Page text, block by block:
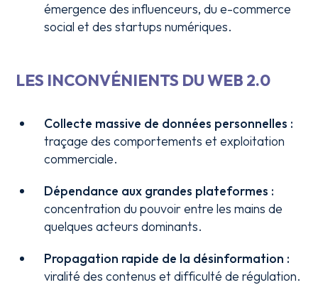
émergence des influenceurs, du e-commerce
social et des startups numériques.
LES INCONVÉNIENTS DU WEB 2.0
Collecte massive de données personnelles :
traçage des comportements et exploitation
commerciale.
Dépendance aux grandes plateformes :
concentration du pouvoir entre les mains de
quelques acteurs dominants.
Propagation rapide de la désinformation :
viralité des contenus et difficulté de régulation.